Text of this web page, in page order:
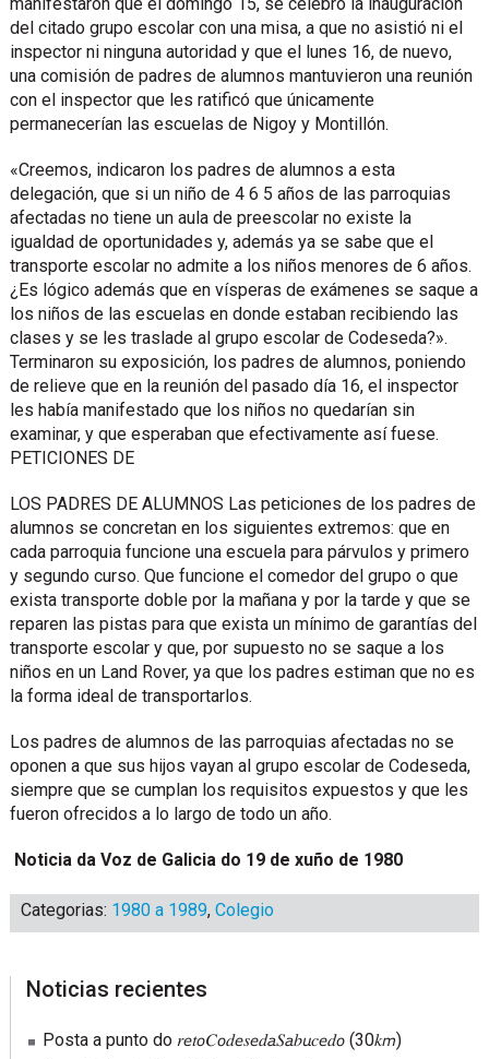
del citado grupo escolar con una misa, a que no asistió ni el
inspector ni ninguna autoridad y que el lunes 16, de nuevo,
una comisión de padres de alumnos mantuvieron una reunión
con el inspector que les ratificó que únicamente
permanecerían las escuelas de Nigoy y Montillón.
«Creemos, indicaron los padres de alumnos a esta
delegación, que si un niño de 4 6 5 años de las parroquias
afectadas no tiene un aula de preescolar no existe la
igualdad de oportunidades y, además ya se sabe que el
transporte escolar no admite a los niños menores de 6 años.
¿Es lógico además que en vísperas de exámenes se saque a
los niños de las escuelas en donde estaban recibiendo las
clases y se les traslade al grupo escolar de Codeseda?».
Terminaron su exposición, los padres de alumnos, poniendo
de relieve que en la reunión del pasado día 16, el inspector
les había manifestado que los niños no quedarían sin
examinar, y que esperaban que efectivamente así fuese.
PETICIONES DE
LOS PADRES DE ALUMNOS Las peticiones de los padres de
alumnos se concretan en los siguientes extremos: que en
cada parroquia funcione una escuela para párvulos y primero
y segundo curso. Que funcione el comedor del grupo o que
exista transporte doble por la mañana y por la tarde y que se
reparen las pistas para que exista un mínimo de garantías del
transporte escolar y que, por supuesto no se saque a los
niños en un Land Rover, ya que los padres estiman que no es
la forma ideal de transportarlos.
Los padres de alumnos de las parroquias afectadas no se
oponen a que sus hijos vayan al grupo escolar de Codeseda,
siempre que se cumplan los requisitos expuestos y que les
fueron ofrecidos a lo largo de todo un año.
Noticia da Voz de Galicia do 19 de xuño de 1980
Categorias: 1980 a 1989, Colegio
sidebar
Blog
Noticias recientes
Posta a punto do 𝑟𝘦𝑡𝘰𝐶𝘰𝑑𝘦𝑠𝘦𝑑𝘢𝑆𝘢𝑏𝘶𝑐𝘦𝑑𝘰 (30𝑘𝘮)